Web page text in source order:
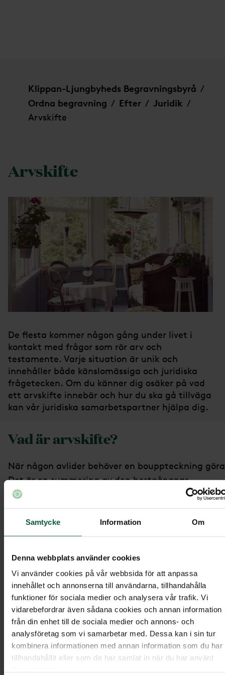
Samtycke Information Om
Denna webbplats använder cookies
Vi använder cookies på vår webbsida för att anpassa
innehållet och annonserna till användarna, tillhandahålla
funktioner för sociala medier och analysera vår trafik. Vi
vidarebefordrar även sådana cookies och annan information
från din enhet till de sociala medier och annons- och
analysföretag som vi samarbetar med. Dessa kan i sin tur
kombinera informationen med annan information som du har
tillhandahållit eller som de har samlat in när du har använt
Klippan-Ljungbyheds Begravningsbyrå /
Ordna begravning / Efter / Juridik /
Arvskifte
Arvskifte
De flesta kommer någon gång under livet i
kontakt med frågor som rör arv och
testamente. Varje situation är unik och
innehåller både känslomässiga och juridiska
frågetecken. Om du känner dig osäker på vad
ett arvskifte innebär och hur du ska gå tillväga
kan vår juridiska samarbetspartner hjälpa dig.
Vad är arvskifte?
När någon avlider behöver en bouppteckning
Det är en summering av den bortgångnas
tillgångar och skulder. Detta blir grund för
arvskiftet som är en skriftlig handling över hur
arvet fördelas mellan dödsbodelägarna. Alla som
ärver ska skriva under handlingen för att visa att
betalats kan delägarna sedan dela på
Om den som har avlidit var gift eller sambo
arvskiftet ofta av en bodelning enligt
bestämmelserna i äktenskapsbalken och
sambolagen.
Om du är ensam delägare i ett dödsbo behöver du
inte upprätta något arvskifte. Då övergår
tillgångarna från dödsboet till dig när